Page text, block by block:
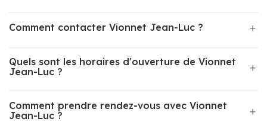
Comment contacter Vionnet Jean-Luc ?
Quels sont les horaires d'ouverture de Vionnet
Jean-Luc ?
Comment prendre rendez-vous avec Vionnet
Jean-Luc ?